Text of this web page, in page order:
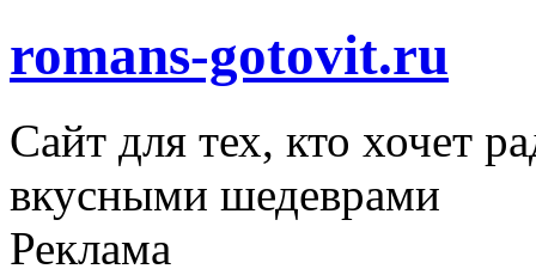
romans-gotovit.ru
Сайт для тех, кто хочет
вкусными шедеврами
Реклама